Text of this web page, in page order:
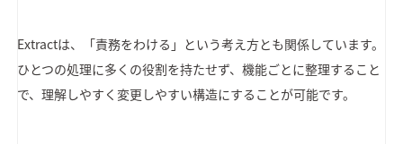
Extractは、「責務をわける」という考え方とも関係しています。
ひとつの処理に多くの役割を持たせず、機能ごとに整理すること
で、理解しやすく変更しやすい構造にすることが可能です。